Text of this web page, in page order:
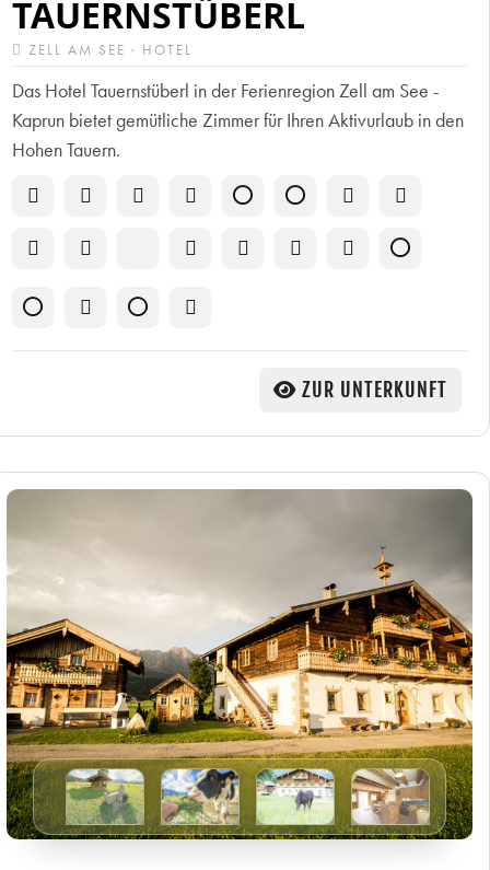
TAUERNSTÜBERL
ZELL AM SEE · HOTEL
Das Hotel Tauernstüberl in der Ferienregion Zell am See -
Kaprun bietet gemütliche Zimmer für Ihren Aktivurlaub in den
Hohen Tauern.
ZUR UNTERKUNFT